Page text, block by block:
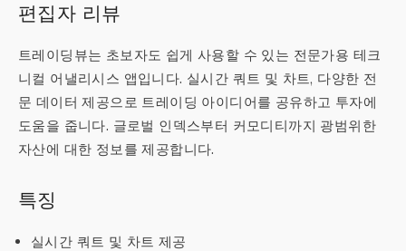
편집자 리뷰
트레이딩뷰는 초보자도 쉽게 사용할 수 있는 전문가용 테크
니컬 어낼리시스 앱입니다. 실시간 쿼트 및 차트, 다양한 전
문 데이터 제공으로 트레이딩 아이디어를 공유하고 투자에
도움을 줍니다. 글로벌 인덱스부터 커모디티까지 광범위한
자산에 대한 정보를 제공합니다.
특징
실시간 쿼트 및 차트 제공